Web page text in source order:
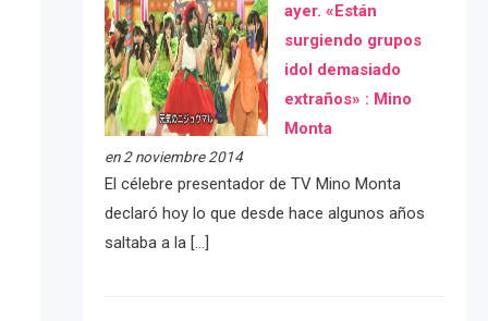
ayer. «Están
surgiendo grupos
idol demasiado
extraños» : Mino
Monta
en 2 noviembre 2014
El célebre presentador de TV Mino Monta
declaró hoy lo que desde hace algunos años
saltaba a la […]